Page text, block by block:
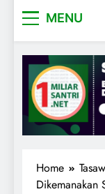
MENU
Home
Dikemanakan